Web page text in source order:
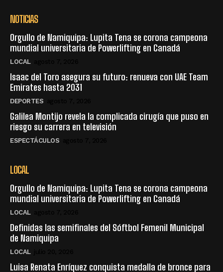
NOTICIAS
Orgullo de Namiquipa: Lupita Tena se corona campeona
mundial universitaria de Powerlifting en Canadá
LOCAL
Isaac del Toro asegura su futuro: renueva con UAE Team
Emirates hasta 2031
DEPORTES
Galilea Montijo revela la complicada cirugía que puso en
riesgo su carrera en televisión
ESPECTÁCULOS
LOCAL
Orgullo de Namiquipa: Lupita Tena se corona campeona
mundial universitaria de Powerlifting en Canadá
LOCAL
Definidas las semifinales del Sóftbol Femenil Municipal
de Namiquipa
LOCAL
Luisa Renata Enríquez conquista medalla de bronce para